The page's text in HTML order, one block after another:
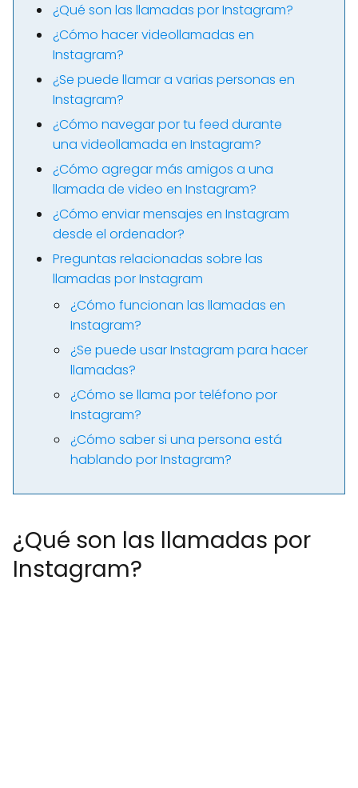
¿Qué son las llamadas por Instagram?
¿Cómo hacer videollamadas en
Instagram?
¿Se puede llamar a varias personas en
Instagram?
¿Cómo navegar por tu feed durante
una videollamada en Instagram?
¿Cómo agregar más amigos a una
llamada de video en Instagram?
¿Cómo enviar mensajes en Instagram
desde el ordenador?
Preguntas relacionadas sobre las
llamadas por Instagram
¿Cómo funcionan las llamadas en
Instagram?
¿Se puede usar Instagram para hacer
llamadas?
¿Cómo se llama por teléfono por
Instagram?
¿Cómo saber si una persona está
hablando por Instagram?
¿Qué son las llamadas por
Instagram?